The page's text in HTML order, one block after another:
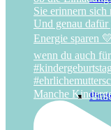
Manche